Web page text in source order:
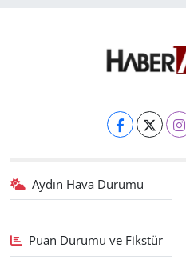
Aydın Hava Durumu
Puan Durumu ve Fikstür